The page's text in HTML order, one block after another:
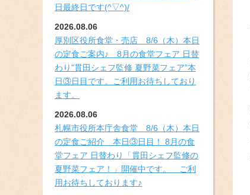
日最終日です(^▽^)/
2026.08.06
厚別区役所食堂・売店 8/6（木）本日
の定食ご案内♪ 8月の食堂フェア 日替
わり”貫田シェフ監修 夏野菜フェア”本
日③日目です。ご利用お待ちしており
ます。
2026.08.06
札幌市役所本庁舎食堂 8/6（木）本日
の定食ご紹介 本日③日目！ 8月の食
堂フェア 日替わり「貫田シェフ監修の
夏野菜フェア！」開催中です。 ご利
用お待ちしております♪